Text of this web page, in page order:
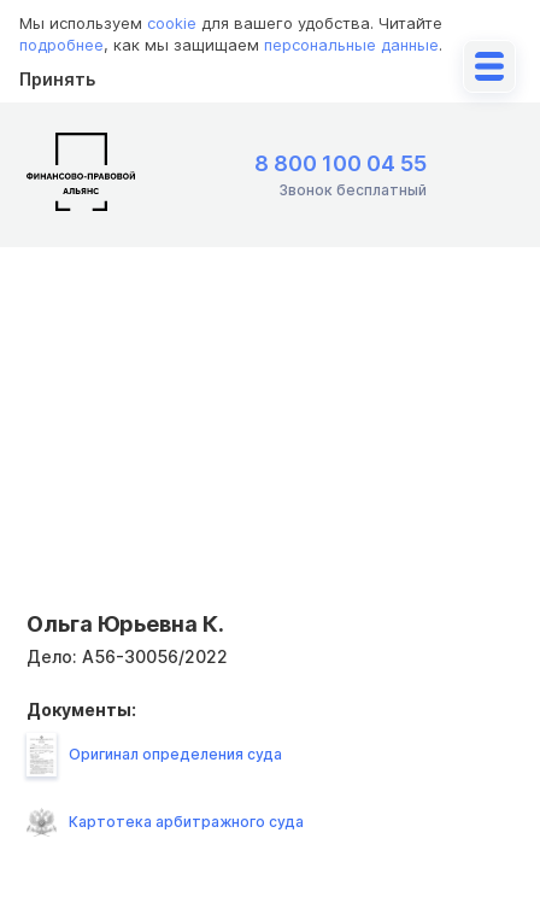
Мы используем cookie для вашего удобства. Читайте
подробнее, как мы защищаем персональные данные.
Принять
8 800 100 04 55
Звонок бесплатный
Ольга Юрьевна К.
Дело: А56-30056/2022
Документы:
Оригинал определения суда
Картотека арбитражного суда